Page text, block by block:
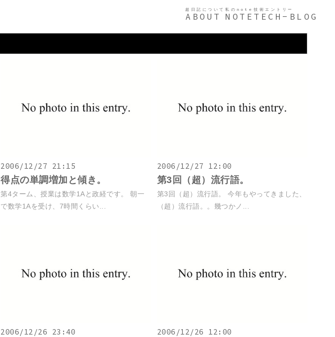
超日記について
ABOUT
私のnote
NOTE
技術エントリー
TECH-BLOG
2006/12/27 21:15
得点の単調増加と傾き。
第4ターム、授業は数学1Aと政経です。 朝一
で数学1Aを受け、7時間くらい...
2006/12/27 12:00
第3回（超）流行語。
第3回（超）流行語。 今年もやってきました、
（超）流行語。。幾つかノ...
2006/12/26 23:40 2006/12/26 12:00